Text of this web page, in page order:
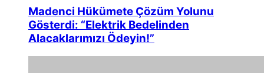
Madenci Hükümete Çözüm Yolunu
Gösterdi: “Elektrik Bedelinden
Alacaklarımızı Ödeyin!”